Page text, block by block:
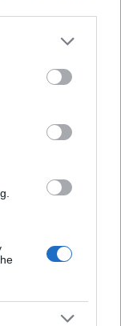
or more Google
may click to
party tags to
in below Google
Η
ανάπτυξη και